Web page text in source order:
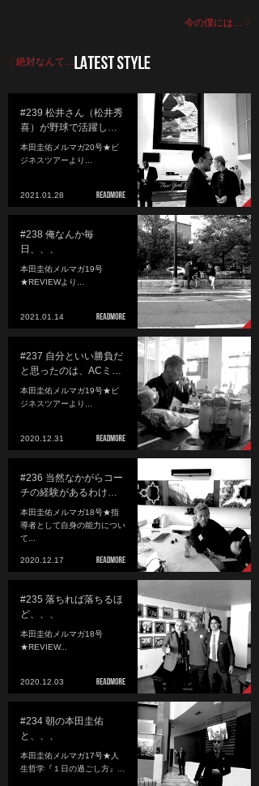
今の僕には…
絶対なんて…
#239 松井さん（松井秀
喜）が野球で活躍し…
本田圭佑メルマガ20号★ビ
ジネスツアーより...
2021.01.28
#238 俺なんか毎
日、、、
本田圭佑メルマガ19号
★REVIEWより...
2021.01.14
#237 自分といい勝負だ
と思ったのは、ACミ…
本田圭佑メルマガ19号★ビ
ジネスツアーより...
2020.12.31
#236 当然なかがらコー
チの経験があるわけ…
本田圭佑メルマガ18号★指
導者として自身の能力につい
て...
2020.12.17
#235 落ちれば落ちるほ
ど、、、
本田圭佑メルマガ18号
★REVIEW...
2020.12.03
#234 朝の本田圭佑
と、、、
本田圭佑メルマガ17号★人
生哲学『１日の過ごし方』...